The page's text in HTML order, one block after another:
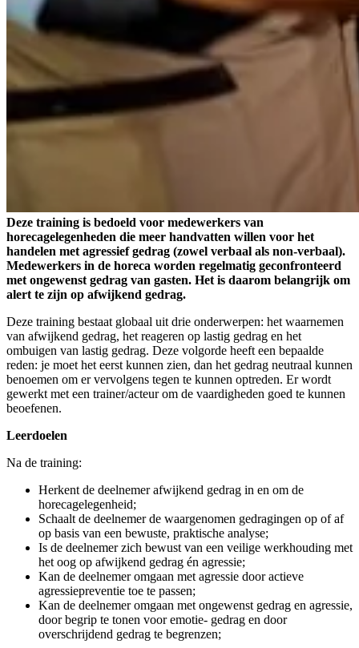
Deze training is bedoeld voor medewerkers van
horecagelegenheden die meer handvatten willen voor het
handelen met agressief gedrag (zowel verbaal als non-verbaal).
Medewerkers in de horeca worden regelmatig geconfronteerd
met ongewenst gedrag van gasten. Het is daarom belangrijk om
alert te zijn op afwijkend gedrag.
Deze training bestaat globaal uit drie onderwerpen: het waarnemen
van afwijkend gedrag, het reageren op lastig gedrag en het
ombuigen van lastig gedrag. Deze volgorde heeft een bepaalde
reden: je moet het eerst kunnen zien, dan het gedrag neutraal kunnen
benoemen om er vervolgens tegen te kunnen optreden. Er wordt
gewerkt met een trainer/acteur om de vaardigheden goed te kunnen
beoefenen.
Leerdoelen
Na de training:
Herkent de deelnemer afwijkend gedrag in en om de
horecagelegenheid;
Schaalt de deelnemer de waargenomen gedragingen op of af
op basis van een bewuste, praktische analyse;
Is de deelnemer zich bewust van een veilige werkhouding met
het oog op afwijkend gedrag én agressie;
Kan de deelnemer omgaan met agressie door actieve
agressiepreventie toe te passen;
Kan de deelnemer omgaan met ongewenst gedrag en agressie,
door begrip te tonen voor emotie- gedrag en door
overschrijdend gedrag te begrenzen;